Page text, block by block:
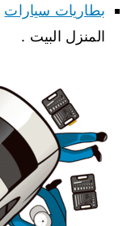
بطاريات سيارات
المنزل البيت .